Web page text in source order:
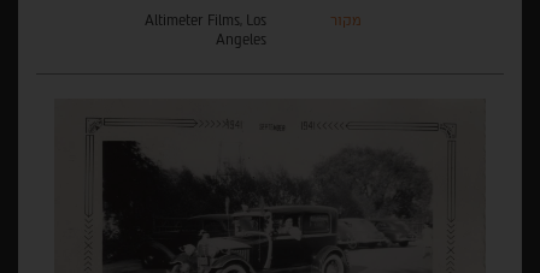
מקור
Altimeter Films, Los
Angeles